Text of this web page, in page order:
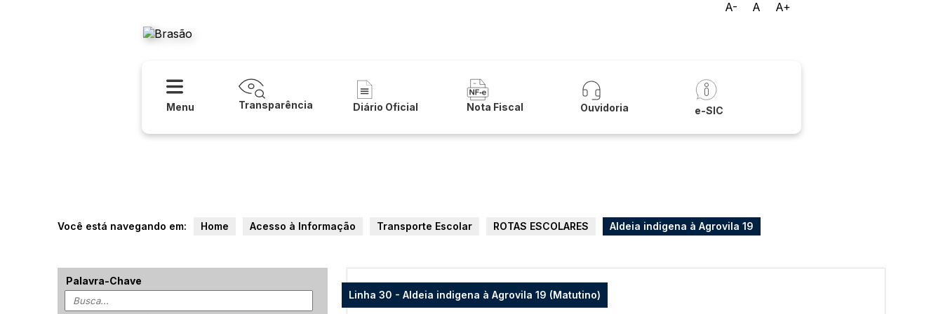
A- A
A+
Menu Transparência Diário Oficial Nota Fiscal Ouvidoria e-SIC
Você está navegando em: Home Acesso à Informação Transporte Escolar ROTAS ESCOLARES Aldeia indigena à Agrovila 19
Palavra-Chave
Linha 30 - Aldeia indigena à Agrovila 19 (Matutino)